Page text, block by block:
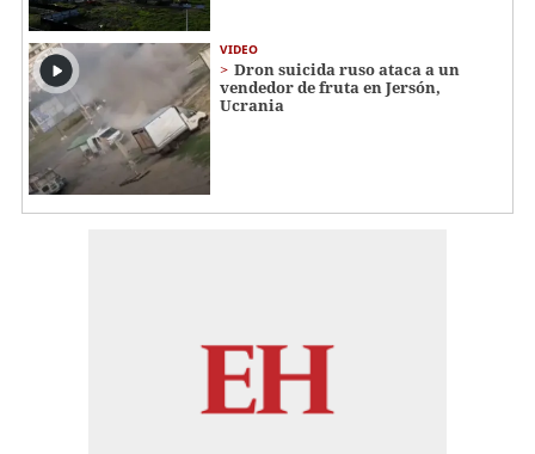
VIDEO
Dron suicida ruso ataca a un
vendedor de fruta en Jersón,
Ucrania